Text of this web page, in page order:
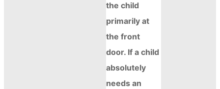
the child
primarily at
the front
door. If a child
absolutely
needs an